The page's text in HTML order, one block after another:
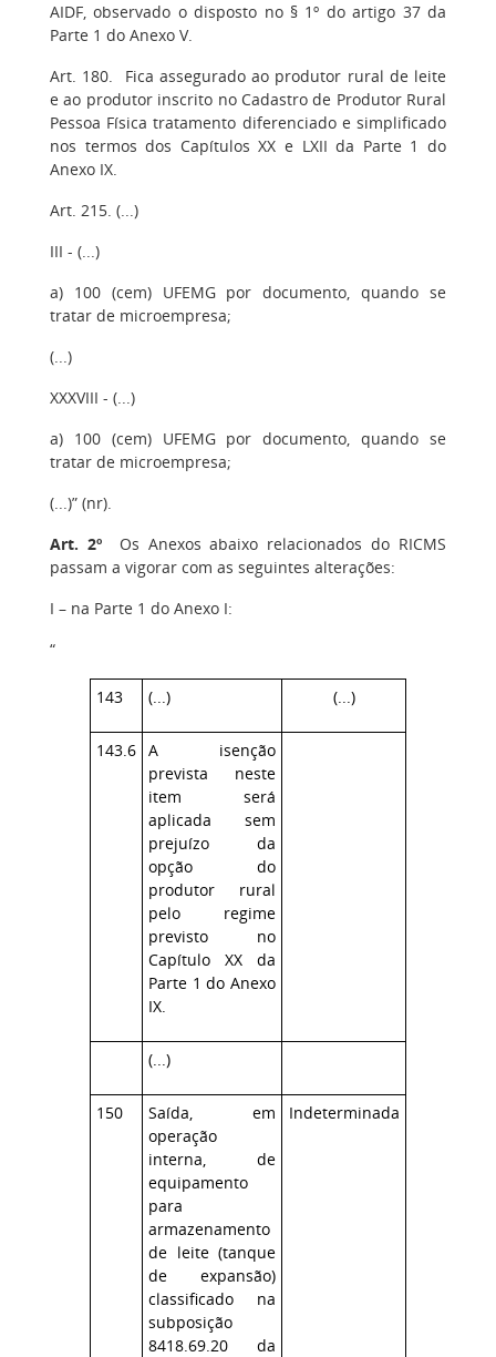
AIDF, observado o disposto no § 1º do artigo 37 da
Parte 1 do Anexo V.
Art. 180. Fica assegurado ao produtor rural de leite
e ao produtor inscrito no Cadastro de Produtor Rural
Pessoa Física tratamento diferenciado e simplificado
nos termos dos Capítulos XX e LXII da Parte 1 do
Anexo IX.
Art. 215. (...)
III - (...)
a) 100 (cem) UFEMG por documento, quando se
tratar de microempresa;
(...)
XXXVIII - (...)
a) 100 (cem) UFEMG por documento, quando se
tratar de microempresa;
(...)” (nr).
Art. 2ºOs Anexos abaixo relacionados do RICMS
passam a vigorar com as seguintes alterações:
I – na Parte 1 do Anexo I:
“
143 (...) (...)
143.6 A isenção
prevista neste
item será
aplicada sem
prejuízo da
opção do
produtor rural
pelo regime
previsto no
Capítulo XX da
Parte 1 do Anexo
IX.
(...)
150
Saída, em
operação
interna, de
equipamento
para
armazenamento
de leite (tanque
de expansão)
classificado na
subposição
8418.69.20 da
Indeterminada